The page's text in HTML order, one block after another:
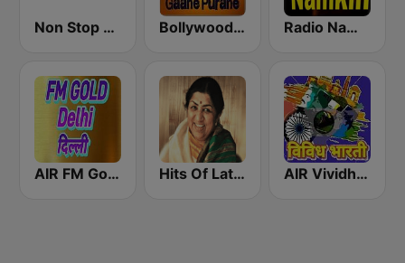
Non Stop Hindi Bollywood Gaane Purane Radio Namkin
AIR FM Gold Dehli Hits Of Lata Mangeshkar AIR Vividh Bharati